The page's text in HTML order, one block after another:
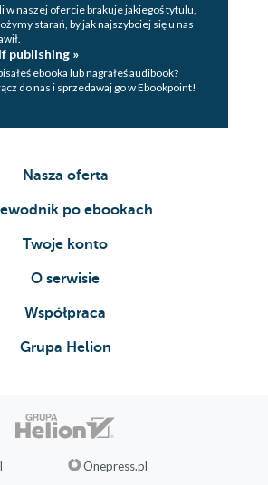
w naszej ofercie brakuje jakiegoś tytulu,
starań, by jak najszybciej się u nas
publishing »
ebooka lub nagrałeś audibook?
do nas i sprzedawaj go w Ebookpoint!
Nasza oferta
po ebookach
Twoje konto
O serwisie
Współpraca
Grupa Helion
Onepress.pl